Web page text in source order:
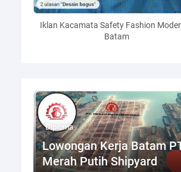
Iklan Kacamata Safety Fashion
Batam
Diploma
Lowongan Kerja Batam
Merah Putih Shipyard